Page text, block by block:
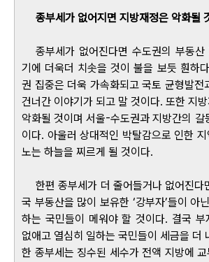
종부세가 없어지면 지방재정은 악화될
종부세가 없어진다면 수도권의 부동산
기에 더욱더 치솟을 것이 불을 보듯 훤하
권 집중은 더욱 가속화되고 국토 균형발전
건너간 이야기가 되고 말 것이다. 또한 지
악화될 것이며 서울-수도권과 지방간의 갈
이다. 아울러 상대적인 박탈감으로 인한
노는 하늘을 찌르게 될 것이다.
한편 종부세가 더 줄어들거나 없어진다
국 부동산을 많이 보유한 ‘강부자’들이 아
하는 국민들이 메워야 할 것이다. 결국 부
없애고 열심히 일하는 국민들이 세금을 더
한 종부세는 징수된 세수가 전액 지방에